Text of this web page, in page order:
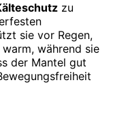
zu
sie vor Regen,
während sie
der Mantel gut